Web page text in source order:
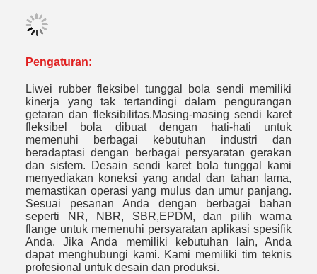
Pengaturan:
Liwei rubber fleksibel tunggal bola sendi memiliki
kinerja yang tak tertandingi dalam pengurangan
getaran dan fleksibilitas.Masing-masing sendi karet
fleksibel bola dibuat dengan hati-hati untuk
memenuhi berbagai kebutuhan industri dan
beradaptasi dengan berbagai persyaratan gerakan
dan sistem. Desain sendi karet bola tunggal kami
menyediakan koneksi yang andal dan tahan lama,
memastikan operasi yang mulus dan umur panjang.
Sesuai pesanan Anda dengan berbagai bahan
seperti NR, NBR, SBR,EPDM, dan pilih warna
flange untuk memenuhi persyaratan aplikasi spesifik
Anda. Jika Anda memiliki kebutuhan lain, Anda
dapat menghubungi kami. Kami memiliki tim teknis
profesional untuk desain dan produksi.